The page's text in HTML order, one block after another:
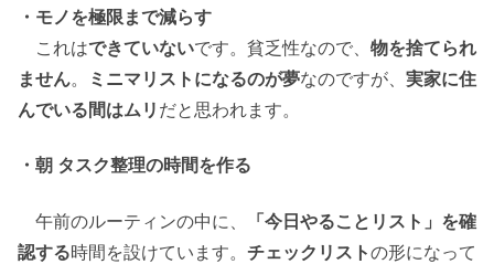
・モノを極限まで減らす
これはできていないです。貧乏性なので、 物を捨てられ
ません。 ミニマリストになるのが夢なのですが、 実家に住
んでいる間はムリ だと思われます。
・朝 タスク整理の時間を作る
午前のルーティンの中に、
「今日やることリスト」を確
認する時間を設けています。 チェックリストの形になって